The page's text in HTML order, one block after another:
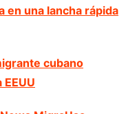
en una lancha rápida
cubano